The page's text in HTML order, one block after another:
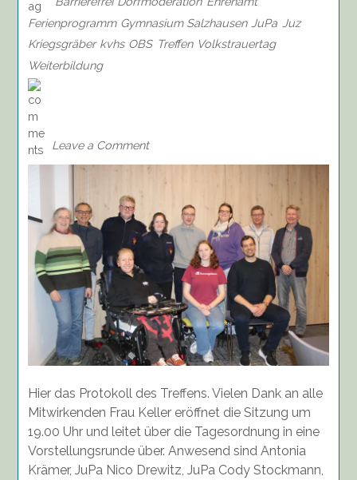
Ferienprogramm Gymnasium Salzhausen JuPa Juz
Kriegsgräber kvhs OBS Treffen Volkstrauertag
Weiterbildung
Leave a Comment
des
Jugendforums
11.03.26
Hier das Protokoll des Treffens. Vielen Dank an alle
Mitwirkenden Frau Keller eröffnet die Sitzung um
19.00 Uhr und leitet über die Tagesordnung in eine
Vorstellungsrunde über. Anwesend sind Antonia
Krämer, JuPa Nico Drewitz, JuPa Cody Stockmann,